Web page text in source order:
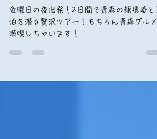
潜ってビックリ！龍飛崎
も潜る青森ツアー！
金曜日の夜出発！2日間で青森の龍飛崎と